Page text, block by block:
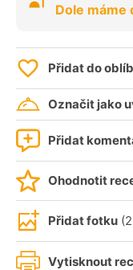
Dole máme
Přidat do
Označit jako
Přidat
Ohodnotit
Přidat fotku
Vytisknout